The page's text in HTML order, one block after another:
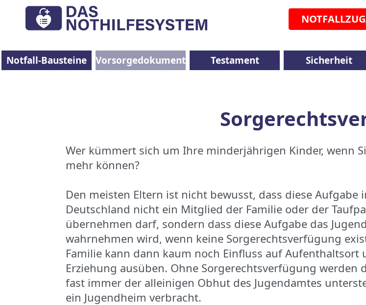
Notfall-Bausteine Vorsorgedokumente Testament Sicherheit
Wer kümmert sich um Ihre minderjährigen Kinder, wenn
mehr können?
Den meisten Eltern ist nicht bewusst, dass diese Aufgabe
Deutschland nicht ein Mitglied der Familie oder der
übernehmen darf, sondern dass diese Aufgabe das
wahrnehmen wird, wenn keine Sorgerechtsverfügung
Familie kann dann kaum noch Einfluss auf Aufenthaltsort
Erziehung ausüben. Ohne Sorgerechtsverfügung werden
fast immer der alleinigen Obhut des Jugendamtes
ein Jugendheim verbracht.